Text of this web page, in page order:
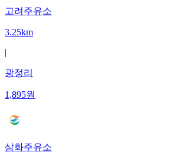
고려주유소
3.25km
|
광정리
1,895원
삼화주유소